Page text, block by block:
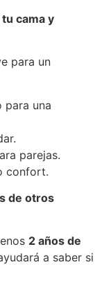
cama y
para un
para una
parejas.
confort.
de otros
2 años de
a saber si